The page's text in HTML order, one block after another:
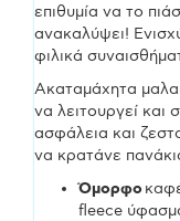
επιθυμία να το
ανακαλύψει!
φιλικά
Ακαταμάχητα
να λειτουργεί
ασφάλεια και
να κρατάνε
Όμορφο
fleece